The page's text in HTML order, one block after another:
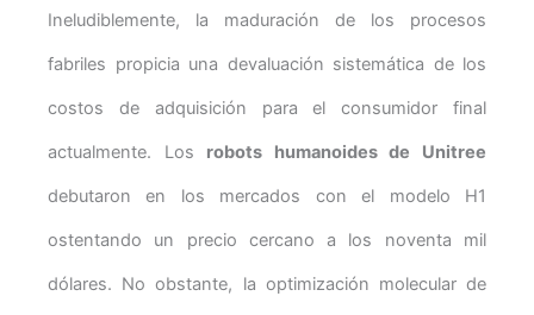
Ineludiblemente, la maduración de los procesos
fabriles propicia una devaluación sistemática de los
costos de adquisición para el consumidor final
actualmente. Los robots humanoides de Unitree
debutaron en los mercados con el modelo H1
ostentando un precio cercano a los noventa mil
dólares. No obstante, la optimización molecular de